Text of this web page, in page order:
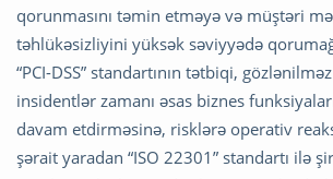
qorunmasını təmin etməyə və müştəri
təhlükəsizliyini yüksək səviyyədə
“PCI-DSS” standartının tətbiqi,
insidentlər zamanı əsas biznes
davam etdirməsinə, risklərə operativ
şərait yaradan “ISO 22301” standartı ilə